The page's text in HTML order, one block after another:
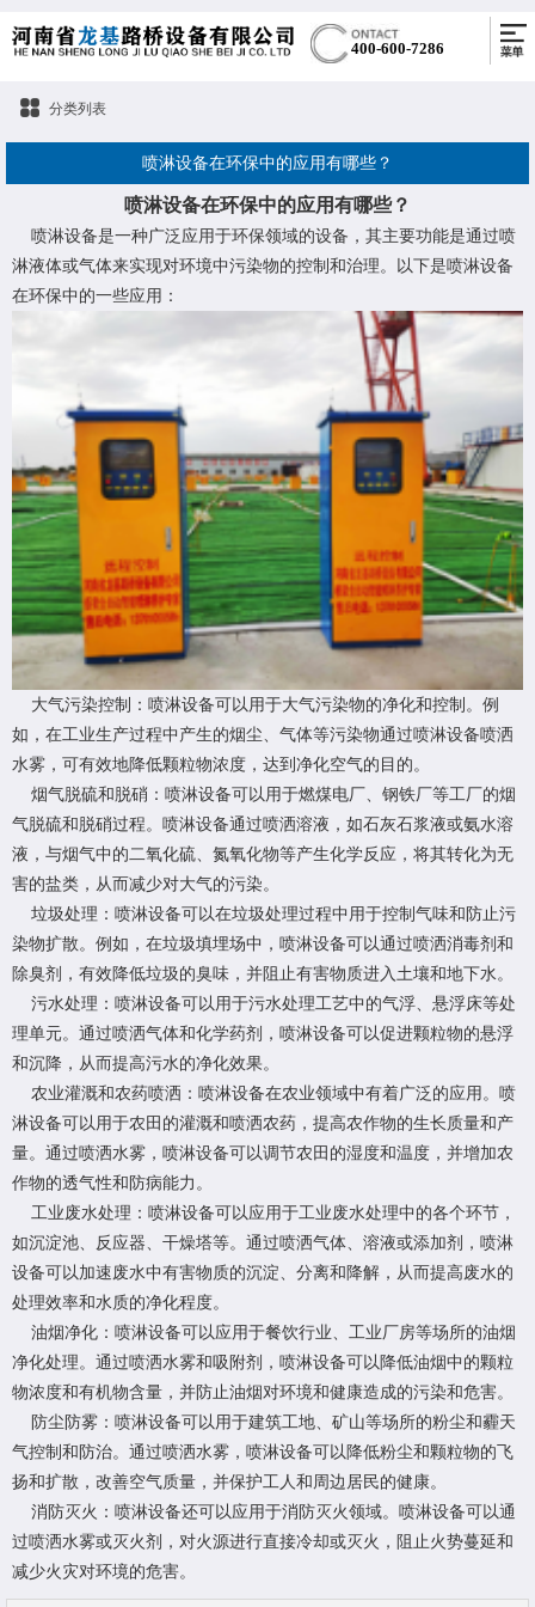
400-600-7286
分类列表
​喷淋设备在环保中的应用有哪些？
喷淋设备在环保中的应用有哪些？
喷淋设备是一种广泛应用于环保领域的设备，其主要功能是通过喷
淋液体或气体来实现对环境中污染物的控制和治理。以下是喷淋设备
在环保中的一些应用：
大气污染控制：喷淋设备可以用于大气污染物的净化和控制。例
如，在工业生产过程中产生的烟尘、气体等污染物通过喷淋设备喷洒
水雾，可有效地降低颗粒物浓度，达到净化空气的目的。
烟气脱硫和脱硝：喷淋设备可以用于燃煤电厂、钢铁厂等工厂的烟
气脱硫和脱硝过程。喷淋设备通过喷洒溶液，如石灰石浆液或氨水溶
液，与烟气中的二氧化硫、氮氧化物等产生化学反应，将其转化为无
害的盐类，从而减少对大气的污染。
垃圾处理：喷淋设备可以在垃圾处理过程中用于控制气味和防止污
染物扩散。例如，在垃圾填埋场中，喷淋设备可以通过喷洒消毒剂和
除臭剂，有效降低垃圾的臭味，并阻止有害物质进入土壤和地下水。
污水处理：喷淋设备可以用于污水处理工艺中的气浮、悬浮床等处
理单元。通过喷洒气体和化学药剂，喷淋设备可以促进颗粒物的悬浮
和沉降，从而提高污水的净化效果。
农业灌溉和农药喷洒：喷淋设备在农业领域中有着广泛的应用。喷
淋设备可以用于农田的灌溉和喷洒农药，提高农作物的生长质量和产
量。通过喷洒水雾，喷淋设备可以调节农田的湿度和温度，并增加农
作物的透气性和防病能力。
工业废水处理：喷淋设备可以应用于工业废水处理中的各个环节，
如沉淀池、反应器、干燥塔等。通过喷洒气体、溶液或添加剂，喷淋
设备可以加速废水中有害物质的沉淀、分离和降解，从而提高废水的
处理效率和水质的净化程度。
油烟净化：喷淋设备可以应用于餐饮行业、工业厂房等场所的油烟
净化处理。通过喷洒水雾和吸附剂，喷淋设备可以降低油烟中的颗粒
物浓度和有机物含量，并防止油烟对环境和健康造成的污染和危害。
防尘防雾：喷淋设备可以用于建筑工地、矿山等场所的粉尘和霾天
气控制和防治。通过喷洒水雾，喷淋设备可以降低粉尘和颗粒物的飞
扬和扩散，改善空气质量，并保护工人和周边居民的健康。
消防灭火：喷淋设备还可以应用于消防灭火领域。喷淋设备可以通
过喷洒水雾或灭火剂，对火源进行直接冷却或灭火，阻止火势蔓延和
减少火灾对环境的危害。